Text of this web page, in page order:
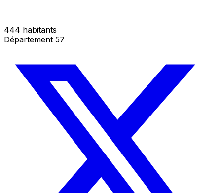
444 habitants
Département 57